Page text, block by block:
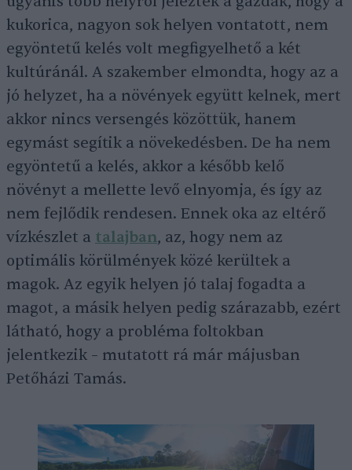
kukorica, nagyon sok helyen vontatott, nem
egyöntetű kelés volt megfigyelhető a két
kultúránál. A szakember elmondta, hogy az a
jó helyzet, ha a növények együtt kelnek, mert
akkor nincs versengés közöttük, hanem
egymást segítik a növekedésben. De ha nem
egyöntetű a kelés, akkor a később kelő
növényt a mellette levő elnyomja, és így az
nem fejlődik rendesen. Ennek oka az eltérő
vízkészlet a talajban, az, hogy nem az
optimális körülmények közé kerültek a
magok. Az egyik helyen jó talaj fogadta a
magot, a másik helyen pedig szárazabb, ezért
látható, hogy a probléma foltokban
jelentkezik – mutatott rá már májusban
Petőházi Tamás.